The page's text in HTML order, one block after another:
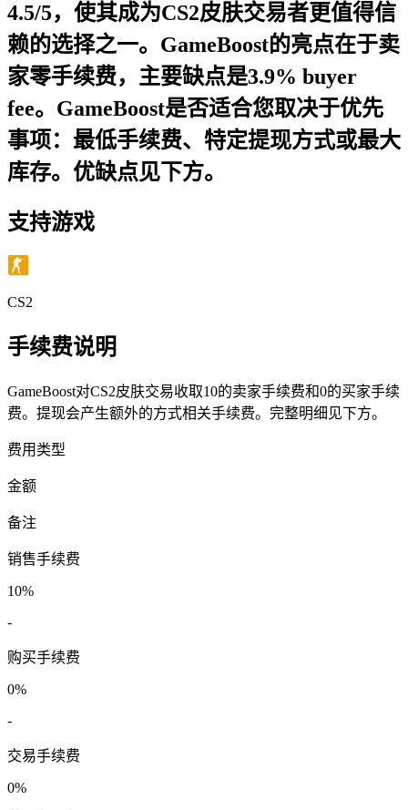
4.5/5，使其成为CS2皮肤交易者更值得信
赖的选择之一。GameBoost的亮点在于卖
家零手续费，主要缺点是3.9% buyer
fee。GameBoost是否适合您取决于优先
事项：最低手续费、特定提现方式或最大
库存。优缺点见下方。
支持游戏
CS2
手续费说明
GameBoost对CS2皮肤交易收取10的卖家手续费和0的买家手续
费。提现会产生额外的方式相关手续费。完整明细见下方。
费用类型
金额
备注
销售手续费
10%
-
购买手续费
0%
-
交易手续费
0%